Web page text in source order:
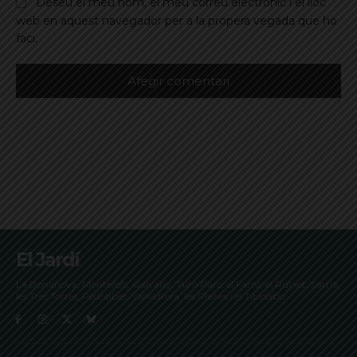
web en aquest navegador per a la propera vegada que ho
faci.
El Jardí
La Bonanova, Monterols, Galvany, Turó Parc, el Farró, el Putxet, Sarrià,
les Tres Torres, Pedralbes, Vallvidrera, les Planes i el Tibidabo